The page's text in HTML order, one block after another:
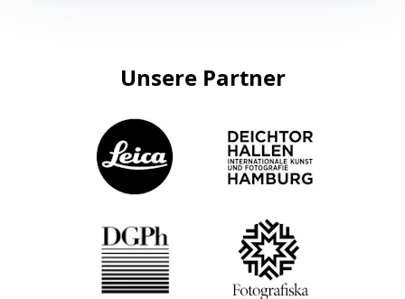
Unsere Partner